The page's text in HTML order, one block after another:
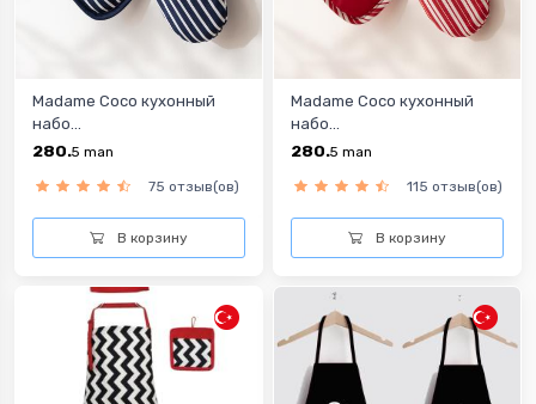
Madame Coco кухонный
набо...
280.5 man
75 отзыв(ов)
В корзину
Madame Coco кухонный
набо...
280.5 man
115 отзыв(ов)
В корзину